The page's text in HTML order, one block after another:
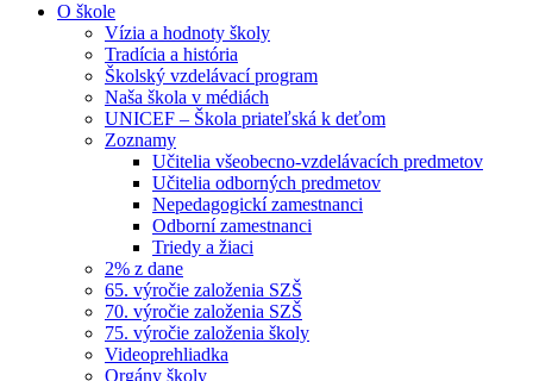
O škole
Vízia a hodnoty školy
Tradícia a história
Školský vzdelávací program
Naša škola v médiách
UNICEF – Škola priateľská k deťom
Zoznamy
Učitelia všeobecno-vzdelávacích predmetov
Učitelia odborných predmetov
Nepedagogickí zamestnanci
Odborní zamestnanci
Triedy a žiaci
2% z dane
65. výročie založenia SZŠ
70. výročie založenia SZŠ
75. výročie založenia školy
Videoprehliadka
Orgány školy